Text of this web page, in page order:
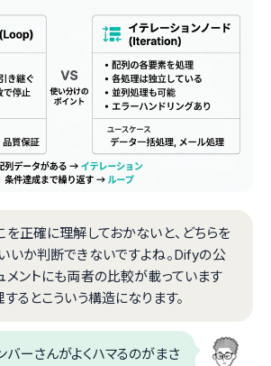
を正確に理解しておかないと、どちらを
いか判断できないですよね。Difyの公
メントにも両者の比較が載っています
するとこういう構造になります。
バーさんがよくハマるのがまさ